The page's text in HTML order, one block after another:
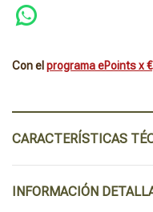
Con el programa ePoints x €
CARACTERÍSTICAS
INFORMACIÓN